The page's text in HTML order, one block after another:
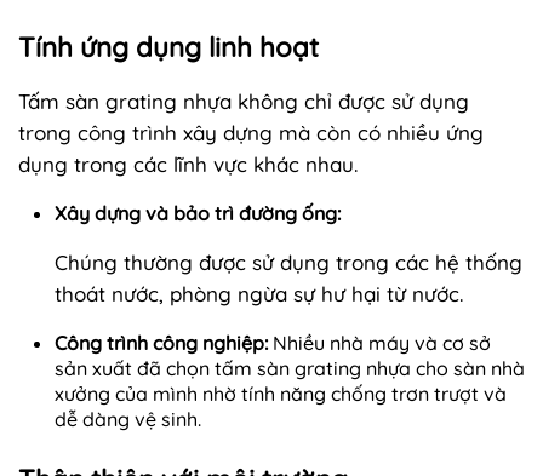
Tính ứng dụng linh hoạt
Tấm sàn grating nhựa không chỉ được sử dụng
trong công trình xây dựng mà còn có nhiều ứng
dụng trong các lĩnh vực khác nhau.
Xây dựng và bảo trì đường ống:
Chúng thường được sử dụng trong các hệ thống
thoát nước, phòng ngừa sự hư hại từ nước.
Công trình công nghiệp:Nhiều nhà máy và cơ sở
sản xuất đã chọn tấm sàn grating nhựa cho sàn nhà
xưởng của mình nhờ tính năng chống trơn trượt và
dễ dàng vệ sinh.